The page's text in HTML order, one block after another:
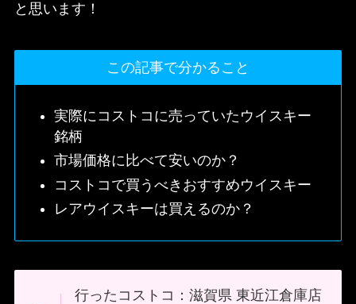
と思います！
この記事で分かること
実際にコストコに売っていたウイスキー
銘柄
市場価格に比べて安いのか？
コストコで買うべきおすすめウイスキー
レアウイスキーは買えるのか？
行ったコストコ：滋賀県 東近江倉庫店